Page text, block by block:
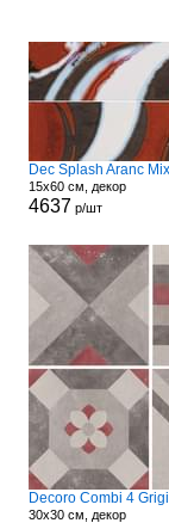
Dec Splash Aranc
15x60 см, декор
4637 р/шт
Decoro Combi 4
30x30 см, декор